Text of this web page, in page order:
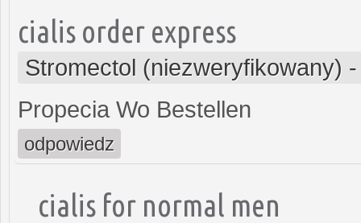
cialis order express
Stromectol (niezweryfikowany)
Propecia Wo Bestellen
odpowiedz
cialis for normal men